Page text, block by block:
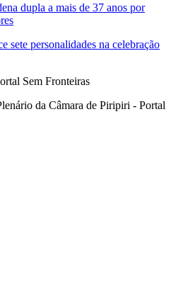
dupla a mais de 37 anos por
sete personalidades na celebração
Sem Fronteiras
da Câmara de Piripiri - Portal